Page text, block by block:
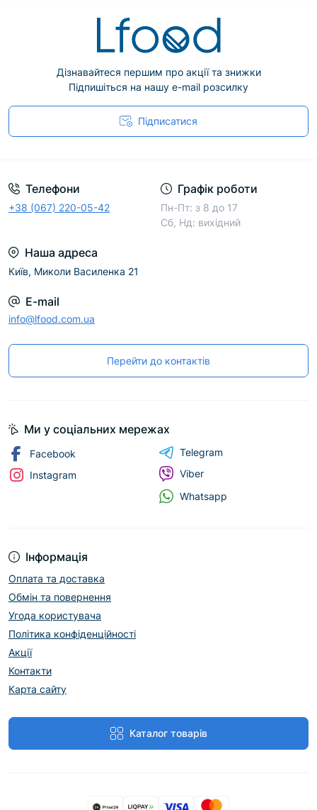
Дізнавайтеся першим про акції та знижки
Підпишіться на нашу e-mail розсилку
Підписатися
Телефони
+38 (067) 220-05-42
Графік роботи
Пн-Пт: з 8 до 17
Сб, Нд: вихідний
Наша адреса
Київ, Миколи Василенка 21
E-mail
info@lfood.com.ua
Перейти до контактів
Інформація
Оплата та доставка
Обмін та повернення
Угода користувача
Політика конфіденційності
Акції
Контакти
Карта сайту
Каталог товарів
Ми у соціальних мережах
Facebook
Instagram
Telegram
Viber
Whatsapp